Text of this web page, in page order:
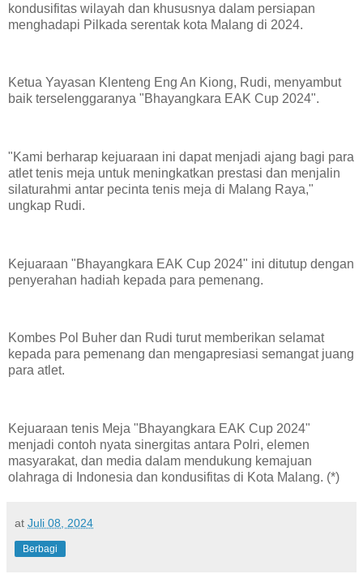
kondusifitas wilayah dan khususnya dalam persiapan
menghadapi Pilkada serentak kota Malang di 2024.
Ketua Yayasan Klenteng Eng An Kiong, Rudi, menyambut
baik terselenggaranya "Bhayangkara EAK Cup 2024".
"Kami berharap kejuaraan ini dapat menjadi ajang bagi para
atlet tenis meja untuk meningkatkan prestasi dan menjalin
silaturahmi antar pecinta tenis meja di Malang Raya,"
ungkap Rudi.
Kejuaraan "Bhayangkara EAK Cup 2024" ini ditutup dengan
penyerahan hadiah kepada para pemenang.
Kombes Pol Buher dan Rudi turut memberikan selamat
kepada para pemenang dan mengapresiasi semangat juang
para atlet.
Kejuaraan tenis Meja "Bhayangkara EAK Cup 2024"
menjadi contoh nyata sinergitas antara Polri, elemen
masyarakat, dan media dalam mendukung kemajuan
olahraga di Indonesia dan kondusifitas di Kota Malang. (*)
at Juli 08, 2024
Berbagi